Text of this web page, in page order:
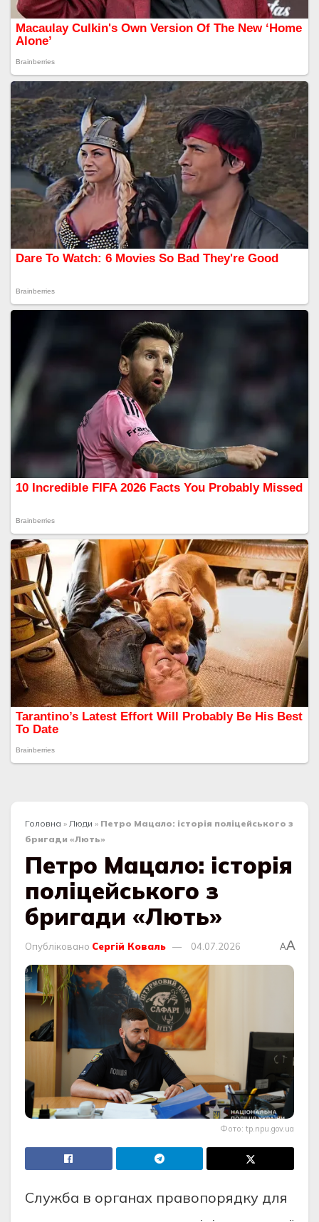
Головна » Люди » Петро Мацало: історія поліцейського з
бригади «Лють»
Петро Мацало: історія
поліцейського з
бригади «Лють»
Опубліковано Сергій Коваль 04.07.2026 AA
Фото: tp.npu.gov.ua
Служба в органах правопорядку для